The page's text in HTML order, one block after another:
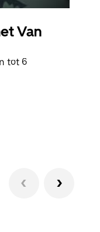
Van
tot 6